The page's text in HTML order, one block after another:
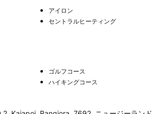
アイロン
セントラルヒーティング
ゴルフコース
ハイキングコース